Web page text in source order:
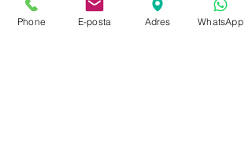
Phone E-posta Adres WhatsApp